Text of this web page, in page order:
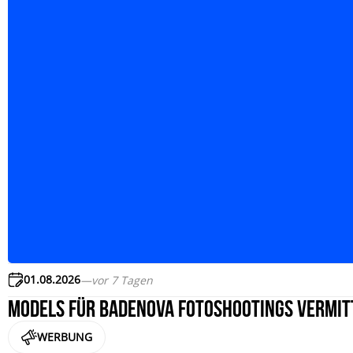
01.08.2026—vor 7 Tagen
Models für badenova Fotoshootings
WERBUNG